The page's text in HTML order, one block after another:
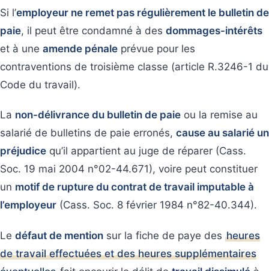
Si l’employeur ne remet pas régulièrement le bulletin de
paie, il peut être condamné à des dommages-intérêts
et à une amende pénale prévue pour les
contraventions de troisième classe (article R.3246-1 du
Code du travail).
La non-délivrance du bulletin de paie ou la remise au
salarié de bulletins de paie erronés, cause au salarié un
préjudice qu’il appartient au juge de réparer (Cass.
Soc. 19 mai 2004 n°02-44.671), voire peut constituer
un motif de rupture du contrat de travail imputable à
l’employeur (Cass. Soc. 8 février 1984 n°82-40.344).
Le défaut de mention sur la fiche de paye des heures
de travail effectuées et des heures supplémentaires